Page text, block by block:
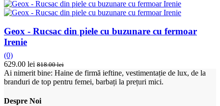
Geox - Rucsac din piele cu buzunare cu fermoar
Irenie
(0)
629.00 lei 818.00 lei
Ai nimerit bine: Haine de firmă ieftine, vestimentație de lux, de la
branduri de top pentru femei, barbați la prețuri mici.
Despre Noi